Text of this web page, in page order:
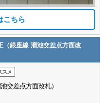
こちら
（銀座線 溜池交差点方面改
スメ
交差点方面改札）